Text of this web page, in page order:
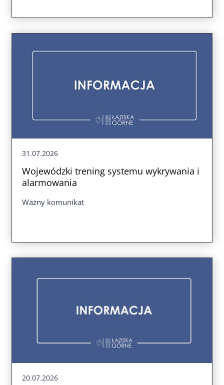
31.07.2026
Wojewódzki trening systemu wykrywania i
alarmowania
Ważny komunikat
20.07.2026